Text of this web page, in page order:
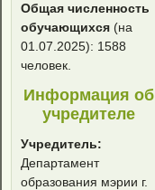
Общая численность
обучающихся (на
01.07.2025): 1588
человек.
Информация об
учредителе
Учредитель:
Департамент
образования мэрии г.